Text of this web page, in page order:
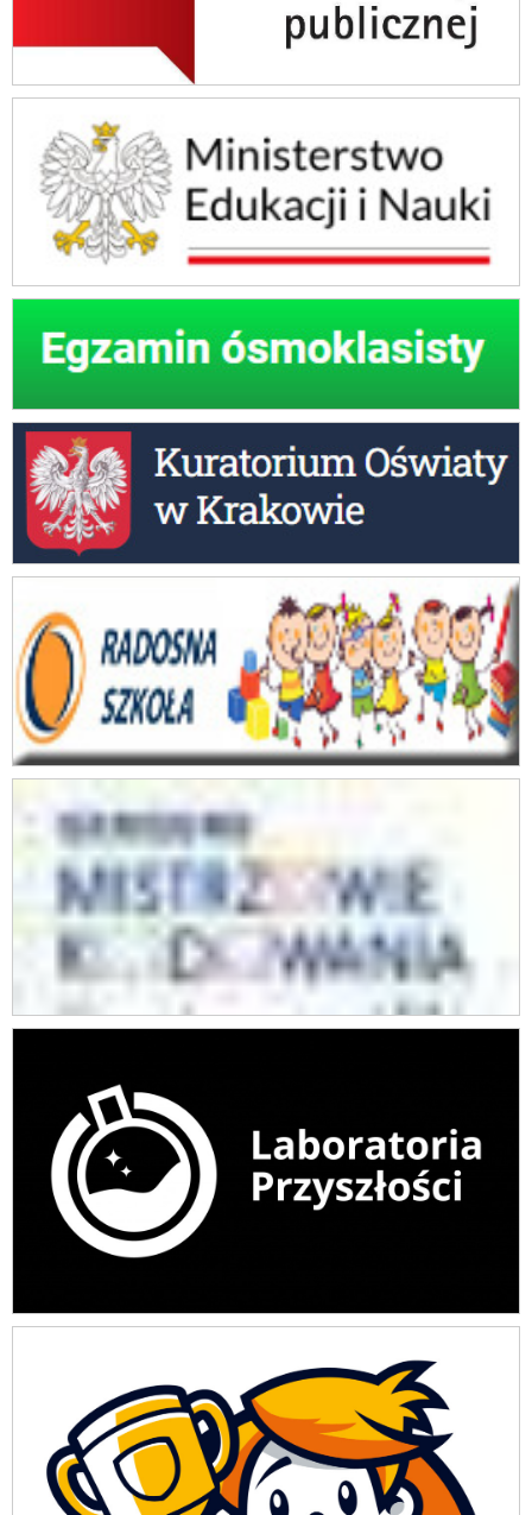
Ministerstwo Edukacji Narodowej
Egzamin ósmoklasisty
Kuratorium Oświaty w Krakowie
Mistrzowie Kodowania
Laboratoria przyszłości
Mały Mistrz